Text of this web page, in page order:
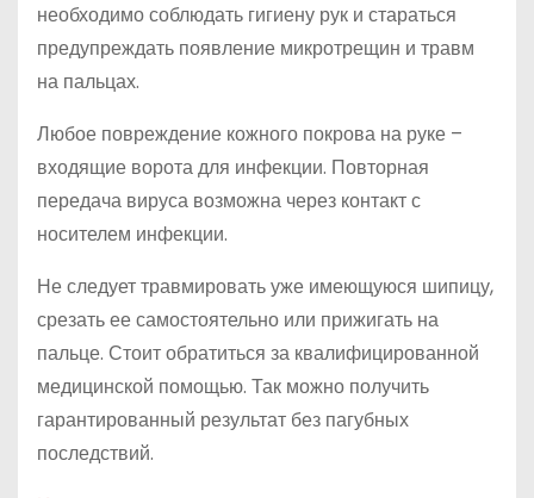
необходимо соблюдать гигиену рук и стараться
предупреждать появление микротрещин и травм
на пальцах.
Любое повреждение кожного покрова на руке –
входящие ворота для инфекции. Повторная
передача вируса возможна через контакт с
носителем инфекции.
Не следует травмировать уже имеющуюся шипицу,
срезать ее самостоятельно или прижигать на
пальце. Стоит обратиться за квалифицированной
медицинской помощью. Так можно получить
гарантированный результат без пагубных
последствий.